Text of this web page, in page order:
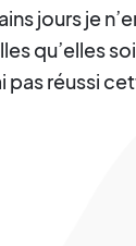
jours je
qu’elles
pas réussi